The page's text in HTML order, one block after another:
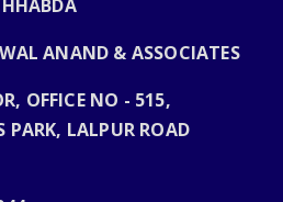
ANAND & ASSOCIATES
OFFICE NO - 515,
PARK, LALPUR ROAD